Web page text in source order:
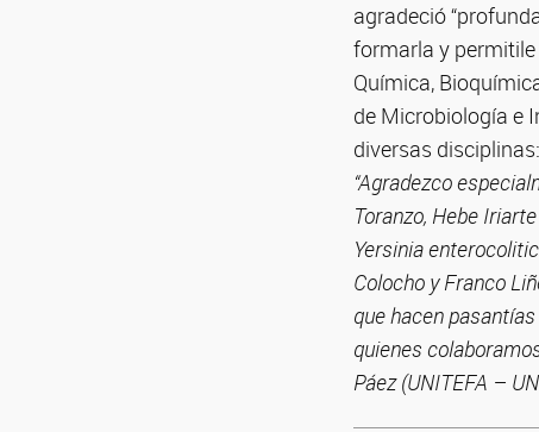
agradeció
formarla y permitile
Química,
de Microbiología e
diversas
“Agradezco
Toranzo, Hebe
Yersinia
Colocho y Franco
que hacen
quienes
Páez (UNITEFA –